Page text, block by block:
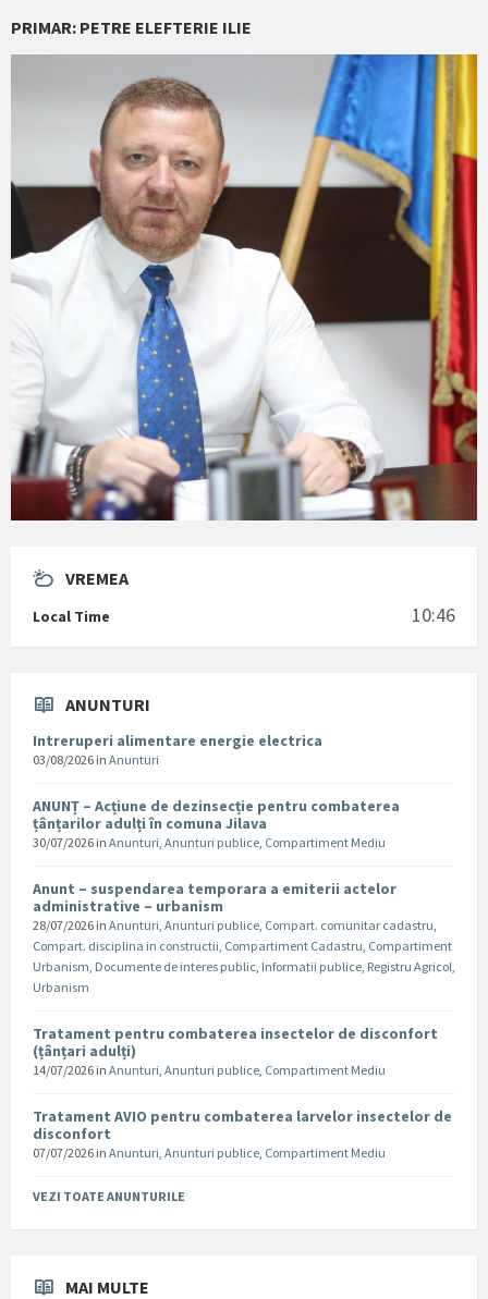
PRIMAR: PETRE ELEFTERIE ILIE
VREMEA
Local Time 10:46
ANUNTURI
Intreruperi alimentare energie electrica
03/08/2026 in Anunturi
ANUNȚ – Acțiune de dezinsecție pentru combaterea
țânțarilor adulți în comuna Jilava
30/07/2026 in Anunturi, Anunturi publice, Compartiment Mediu
Anunt – suspendarea temporara a emiterii actelor
administrative – urbanism
28/07/2026 in Anunturi, Anunturi publice, Compart. comunitar cadastru,
Compart. disciplina in constructii, Compartiment Cadastru, Compartiment
Urbanism, Documente de interes public, Informatii publice, Registru Agricol,
Urbanism
Tratament pentru combaterea insectelor de disconfort
(țânțari adulți)
14/07/2026 in Anunturi, Anunturi publice, Compartiment Mediu
Tratament AVIO pentru combaterea larvelor insectelor de
disconfort
07/07/2026 in Anunturi, Anunturi publice, Compartiment Mediu
VEZI TOATE ANUNTURILE
MAI MULTE